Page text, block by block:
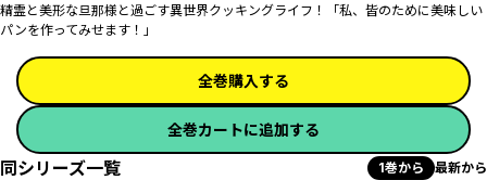
精霊と美形な旦那様と過ごす異世界クッキングライフ！「私、皆のために美味しい
パンを作ってみせます！」
全巻購入する
全巻カートに追加する
同シリーズ一覧 1巻から 最新から